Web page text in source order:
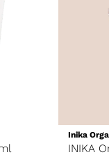
Inika
INIKA